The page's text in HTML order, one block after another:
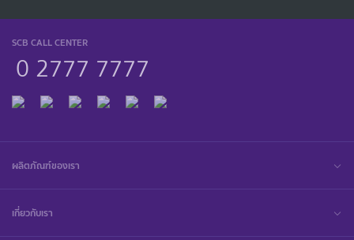
SCB CALL CENTER
0 2777 7777
ผลิตภัณฑ์ของเรา
เกี่ยวกับเรา